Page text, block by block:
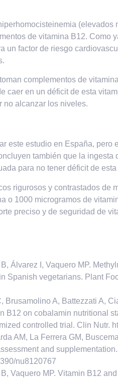
(elevados
de vitamina B12. Como
un factor de riesgo
complementos de
caer en un déficit de esta
no alcanzar los niveles.
este estudio en España, pero
también que la ingesta
para no tener déficit de
rigurosos y contrastados de
o 1000 microgramos de
preciso y de seguridad de
Álvarez I, Vaquero MP.
Spanish vegetarians. Plant
Brusamolino A, Battezzati A,
B12 on cobalamin nutritional
controlled trial. Clin Nutr.
AM, La Ferrera GM,
and
nu8120767
Vaquero MP. Vitamin B12